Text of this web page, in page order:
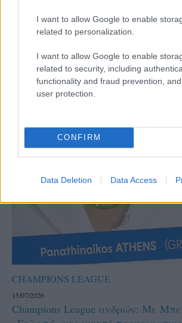
I want to allow Google to enable
related to personalization.
I want to allow Google to enable
related to security, including
functionality and fraud prevention,
user protection.
CONFIRM
Data Deletion Data Access
Aκολουθήστε μας
παντού…
CHAMPIONS LEAGUE
15/07/2026
Champions League ανδρών: Με